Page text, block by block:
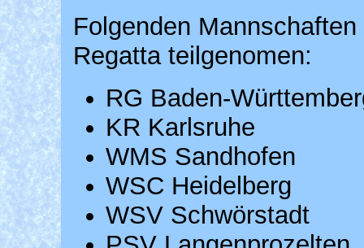
Folgenden
Regatta teilgenomen:
RG Baden-
KR Karlsruhe
WMS Sandhofen
WSC Heidelberg
WSV Schwörstadt